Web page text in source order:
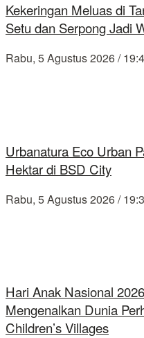
Kekeringan Meluas di
Setu dan Serpong Jadi
Rabu, 5 Agustus 2026 /
Urbanatura Eco Urban
Hektar di BSD City
Rabu, 5 Agustus 2026 /
Hari Anak Nasional
Mengenalkan Dunia
Children’s Villages